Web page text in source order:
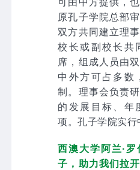
可由中方提供，
原孔子学院总部
双方共同建立理
校长或副校长共
席，组成人员由
中外方可占多数
制。理事会负责
的发展目标、年
项。孔子学院实行
西澳大学阿兰·
子，助力我们拉